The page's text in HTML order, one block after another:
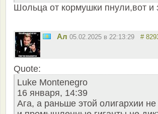
Шольца от кормушки пнули,вот и
Ал 05.02.2025 в 22:13:29 #
Quote:
Luke Montenegro
16 января, 14:39
Ага, а раньше этой олигархии